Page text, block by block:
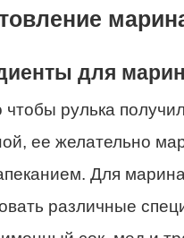
для
чтобы рулька
ее желательно
Для
различные